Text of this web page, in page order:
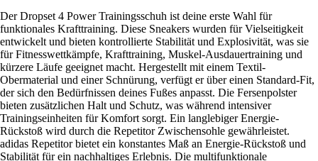
Der Dropset 4 Power Trainingsschuh ist deine erste Wahl für
funktionales Krafttraining. Diese Sneakers wurden für Vielseitigkeit
entwickelt und bieten kontrollierte Stabilität und Explosivität, was sie
für Fitnesswettkämpfe, Krafttraining, Muskel-Ausdauertraining und
kürzere Läufe geeignet macht. Hergestellt mit einem Textil-
Obermaterial und einer Schnürung, verfügt er über einen Standard-Fit,
der sich den Bedürfnissen deines Fußes anpasst. Die Fersenpolster
bieten zusätzlichen Halt und Schutz, was während intensiver
Trainingseinheiten für Komfort sorgt. Ein langlebiger Energie-
Rückstoß wird durch die Repetitor Zwischensohle gewährleistet.
adidas Repetitor bietet ein konstantes Maß an Energie-Rückstoß und
Stabilität für ein nachhaltiges Erlebnis. Die multifunktionale